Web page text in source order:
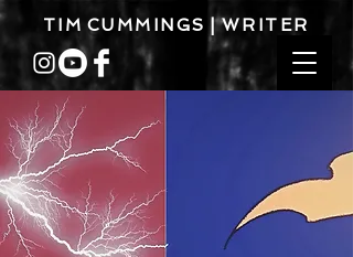
T I M C U M M I N G S | W R I T E R